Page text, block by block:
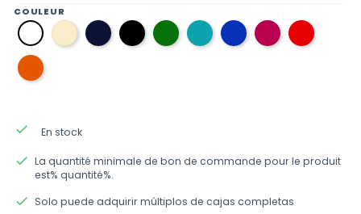
COULEUR
01
blanc
31
écru
08
bleu
marine
12
noir
38
verde
36
bleu
aigue-
34
bleu
électrique
33
fuchsia
09
rouge
21
orange
done En stock
done La quantité minimale de bon de commande pour le produit
est% quantité%.
done Solo puede adquirir múltiplos de cajas completas